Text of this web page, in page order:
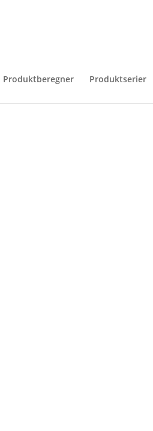
Produktberegner Produktserier